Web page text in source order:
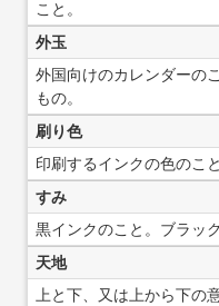
こと。
外玉
外国向けのカレンダーの
もの。
刷り色
印刷するインクの色のこと
すみ
黒インクのこと。ブラック
天地
上と下、又は上から下の意